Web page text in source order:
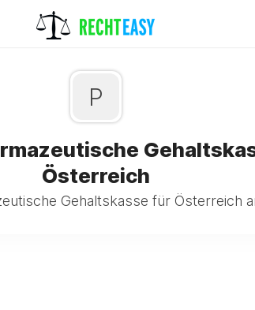
P
Österreich
Gehaltskasse für Österreich